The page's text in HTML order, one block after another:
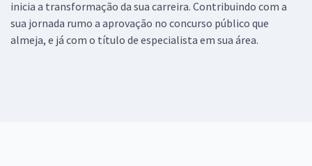
inicia a transformação da sua carreira. Contribuindo com a
sua jornada rumo a aprovação no concurso público que
almeja, e já com o título de especialista em sua área.